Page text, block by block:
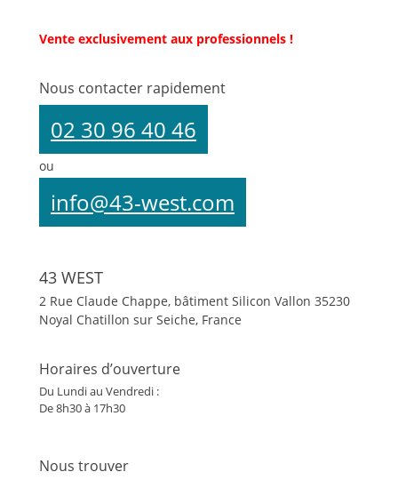
Vente exclusivement aux professionnels !
Nous contacter rapidement
02 30 96 40 46
ou
info@43-west.com
43 WEST
2 Rue Claude Chappe, bâtiment Silicon Vallon 35230
Noyal Chatillon sur Seiche, France
Horaires d’ouverture
Du Lundi au Vendredi :
De 8h30 à 17h30
Nous trouver